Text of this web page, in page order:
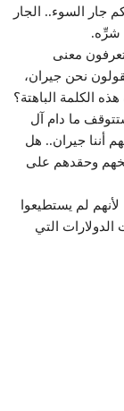
جار السوء.. الجار
شرِّه.
تعرفون معنى
نحن جيران،
الكلمة الباهتة؟
ما دام آل
أننا جيران.. هل
وحقدهم على
لم يستطيعوا
الدولارات التي